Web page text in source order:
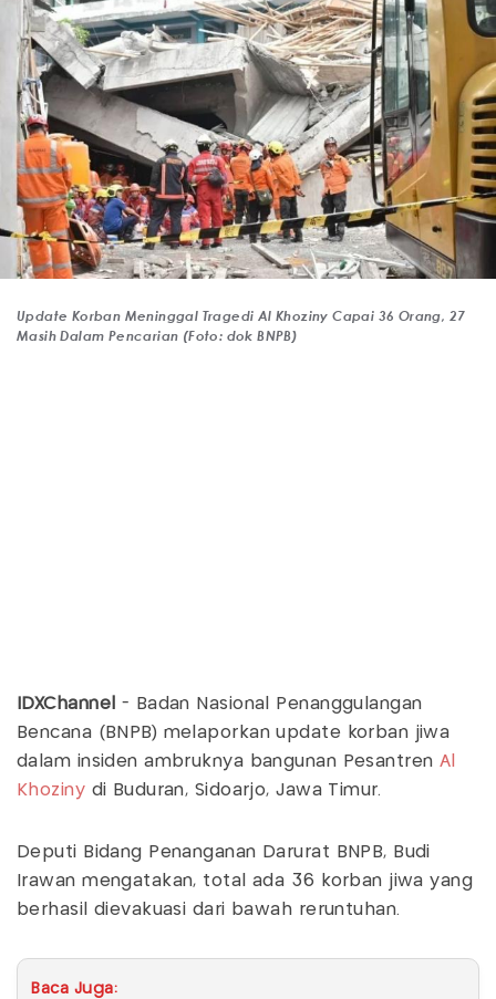
Update Korban Meninggal Tragedi Al Khoziny Capai 36 Orang, 27
Masih Dalam Pencarian (Foto: dok BNPB)
IDXChannel
- Badan Nasional Penanggulangan
Bencana (BNPB) melaporkan update korban jiwa
dalam insiden ambruknya bangunan Pesantren Al
Khoziny di Buduran, Sidoarjo, Jawa Timur.
Deputi Bidang Penanganan Darurat BNPB, Budi
Irawan mengatakan, total ada 36 korban jiwa yang
berhasil dievakuasi dari bawah reruntuhan.
Baca Juga: